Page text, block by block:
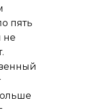
пять
не